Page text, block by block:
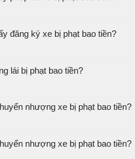
đăng ký xe bị phạt bao tiền?
lái bị phạt bao tiền?
nhượng xe bị phạt bao tiền?
nhượng xe bị phạt bao tiền?